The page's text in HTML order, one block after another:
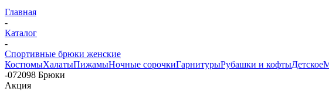
Главная
-
Каталог
-
Спортивные брюки женские
КостюмыХалатыПижамыНочные сорочкиГарнитурыРубашки и кофтыДетское
-072098 Брюки
Акция